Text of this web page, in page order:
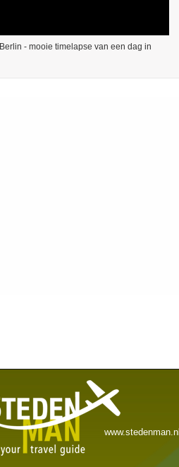
- mooie timelapse van een dag in
www.stedenman.nl